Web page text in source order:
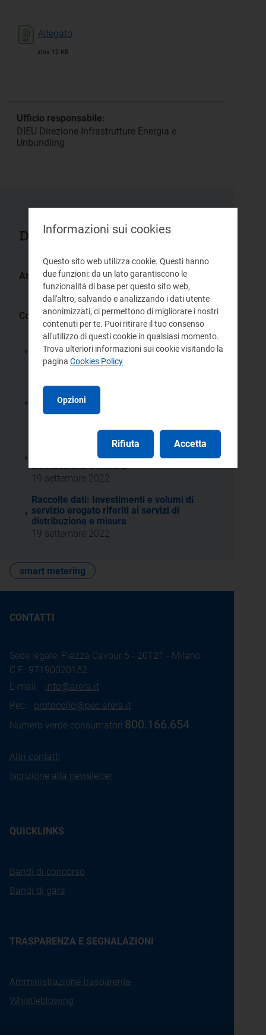
Allegato
xlsx 12 KB
Ufficio responsabile:
DIEU Direzione Infrastrutture Energia e
Unbundling
Documenti collegati
Atti:
306/2019/R/eel
Comunicati operatori:
Raccolta dati: Investimenti e volumi di
servizio erogato riferiti ai servizi di
distribuzione e misura
25 settembre 2025
Raccolta dati: Investimenti e volumi di
servizio erogato riferiti ai servizi di
distribuzione e misura
Raccolte dati: Investimenti e volumi di
servizio erogato riferiti ai servizi di
distribuzione e misura
19 settembre 2022
Raccolte dati: Investimenti e volumi di
servizio erogato riferiti ai servizi di
distribuzione e misura
19 settembre 2022
smart metering
CONTATTI
Sede legale: Piazza Cavour 5 - 20121 - Milano
C.F.: 97190020152
E-mail: info@arera.it
Pec: protocollo@pec.arera.it
Numero verde consumatori:800.166.654
Altri contatti
Iscrizione alla newsletter
QUICKLINKS
Bandi di concorso
Bandi di gara
TRASPARENZA E SEGNALAZIONI
Amministrazione trasparente
Whistleblowing
Informazioni sui cookies
Questo sito web utilizza cookie. Questi hanno
due funzioni: da un lato garantiscono le
funzionalità di base per questo sito web,
dall'altro, salvando e analizzando i dati utente
anonimizzati, ci permettono di migliorare i nostri
contenuti per te. Puoi ritirare il tuo consenso
all'utilizzo di questi cookie in qualsiasi momento.
Trova ulteriori informazioni sui cookie visitando la
pagina Cookies Policy
Opzioni
Rifiuta Accetta